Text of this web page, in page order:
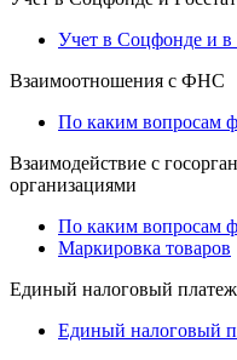
Учет в Соцфонде и в
Взаимоотношения с ФНС
По каким вопросам
Взаимодействие с
организациями
По каким вопросам
Маркировка товаров
Единый налоговый платеж
Единый налоговый